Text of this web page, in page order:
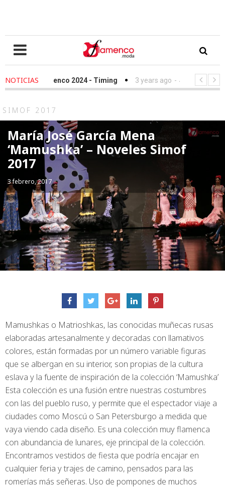
NOTICIAS2024 - Timing 3 years ago Simof 2023 - Timing
SIMOF 2017
María José García Mena
‘Mamushka’ – Noveles Simof
2017
3 febrero, 2017
Mamushkas o Matrioshkas, las conocidas muñecas rusas
elaboradas artesanalmente y decoradas con llamativos
colores, están formadas por un número variable figuras
que se albergan en su interior, son propias de la cultura
eslava y la fuente de inspiración de la colección ‘Mamushka’
Esta colección es una fusión entre nuestras costumbres
con las del pueblo ruso, y permite que el espectador viaje a
ciudades como Moscú o San Petersburgo a medida que
vaya viendo cada diseño. Es una colección muy flamenca
con abundancia de lunares, eje principal de la colección.
Encontramos vestidos de fiesta que podría encajar en
cualquier feria y trajes de camino, pensados para las
romerías más señeras. Uso de pompones de muchos